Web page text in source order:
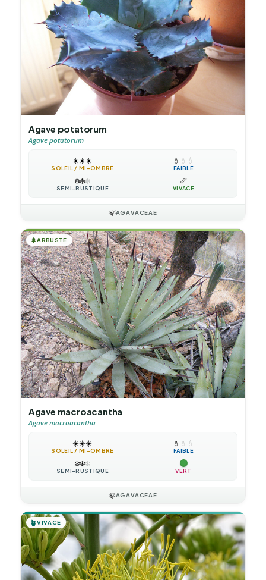
Agave potatorum
Agave potatorum
☀️☀️☀️
SOLEIL / MI-OMBRE
💧 💧 💧
FAIBLE
❄️❄️❄️
SEMI-RUSTIQUE
📏
VIVACE
🍃AGAVACEAE
🌲ARBUSTE
Agave macroacantha
Agave macroacantha
☀️☀️☀️
SOLEIL / MI-OMBRE
💧 💧 💧
FAIBLE
❄️❄️❄️
SEMI-RUSTIQUE VERT
🍃AGAVACEAE
🪴VIVACE